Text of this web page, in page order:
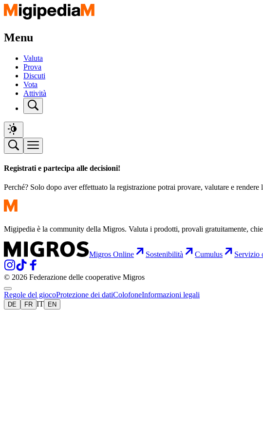
Menu
Valuta
Prova
Discuti
Vota
Attività
Registrati e partecipa alle decisioni!
Perché? Solo dopo aver effettuato la registrazione potrai provare, valutare e
Migipedia è la community della Migros. Valuta i prodotti, provali gratuitamente,
Migros Online Sostenibilità Cumulus Servizio
© 2026 Federazione delle cooperative Migros
Regole del giocoProtezione dei datiColofoneInformazioni legali
DE FR IT EN